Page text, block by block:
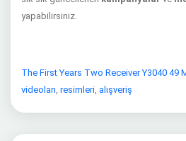
yapabilirsiniz.
The First Years Two Receiver Y3040 49
videoları, resimleri, alışveriş